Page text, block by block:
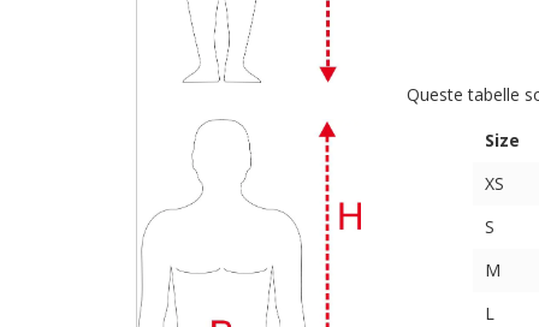
Queste tabelle
Size
XS
S
M
L